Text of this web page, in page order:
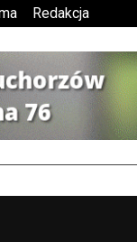
Redakcja